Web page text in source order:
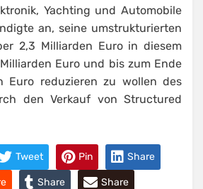
Yachting und Automobile
an, seine umstrukturierten
2,3 Milliarden Euro in diesem
Euro und bis zum Ende
Euro reduzieren zu wollen des
den Verkauf von Structured
Tweet Pin Share
Share Share